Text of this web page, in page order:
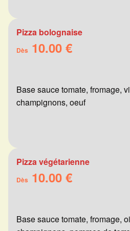
Pizza bolognaise
Dès 10.00 €
Base sauce tomate, fromage,
champignons, oeuf
Pizza végétarienne
Dès 10.00 €
Base sauce tomate, fromage,